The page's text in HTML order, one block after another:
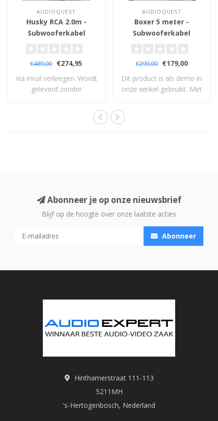
AUDIOQUEST
Husky RCA 2.0m -
Subwooferkabel
€489,00 €274,95
Via inruil verkregen. Wordt
geleverd zonder
AUDIOQUEST
Boxer 5 meter -
Subwooferkabel
€299,00
€179,00
Dit product is als demo in
onze winkel gebruikt. Met
Abonneer je op onze nieuwsbrief
Blijf op de hoogte over onze laatste acties
Abonneer
Hinthamerstraat 111-113
5211MH
's-Hertogenbosch, Nederland